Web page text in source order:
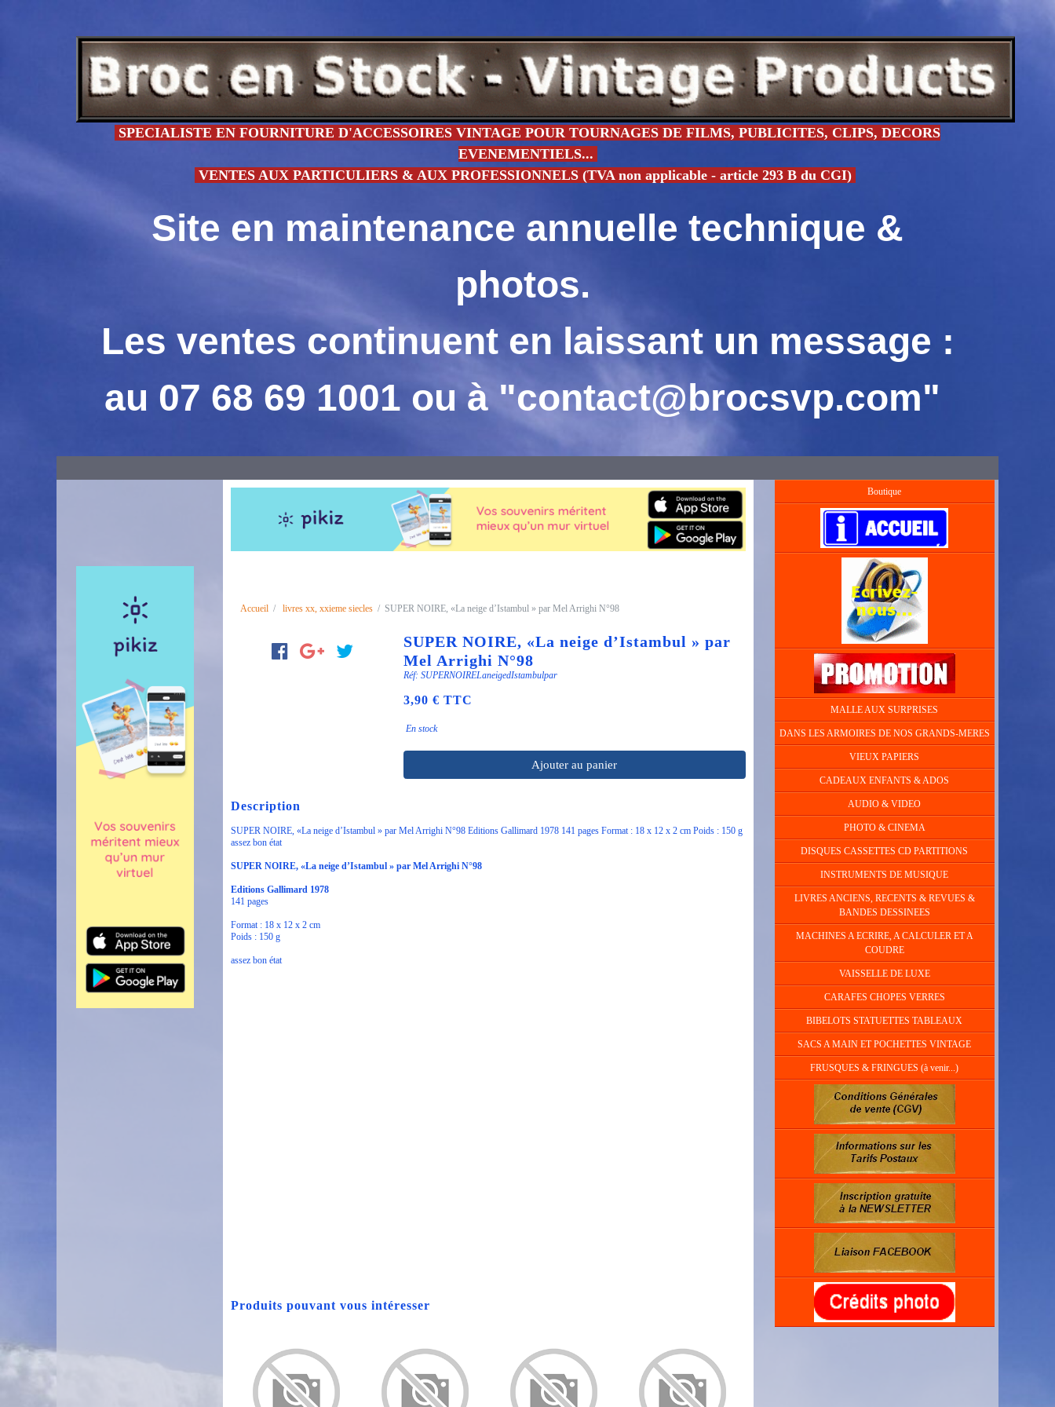
SPECIALISTE EN FOURNITURE D'ACCESSOIRES VINTAGE POUR TOURNAGES DE FILMS, PUBLICITES, CLIPS, DECORS
EVENEMENTIELS...
VENTES AUX PARTICULIERS & AUX PROFESSIONNELS (TVA non applicable - article 293 B du CGI)
Site en maintenance annuelle technique &
photos.
Les ventes continuent en laissant un message :
au 07 68 69 1001 ouà "contact@brocsvp.com"
Accueil livres xx, xxieme siecles SUPER NOIRE, «La neige d’Istambul » par Mel Arrighi N°98
SUPER NOIRE, «La neige d’Istambul » par
Mel Arrighi N°98
Réf: SUPERNOIRELaneigedIstambulpar
3,90 € TTC
En stock
Ajouter au panier
Description
SUPER NOIRE, «La neige d’Istambul » par Mel Arrighi N°98 Editions Gallimard 1978 141 pages Format : 18 x 12 x 2 cm Poids : 150 g ​
assez bon état
SUPER NOIRE, «La neige d’Istambul » par Mel Arrighi N°98
Editions Gallimard 1978
141 pages
Format : 18 x 12 x 2 cm
Poids : 150 g
assez bon état
Produits pouvant vous intéresser
Boutique
MALLE AUX SURPRISES
DANS LES ARMOIRES DE NOS GRANDS-MERES
VIEUX PAPIERS
CADEAUX ENFANTS & ADOS
AUDIO & VIDEO
PHOTO & CINEMA
DISQUES CASSETTES CD PARTITIONS
INSTRUMENTS DE MUSIQUE
LIVRES ANCIENS, RECENTS & REVUES &
BANDES DESSINEES
MACHINES A ECRIRE, A CALCULER ET A
COUDRE
VAISSELLE DE LUXE
CARAFES CHOPES VERRES
BIBELOTS STATUETTES TABLEAUX
SACS A MAIN ET POCHETTES VINTAGE
FRUSQUES & FRINGUES (à venir...)